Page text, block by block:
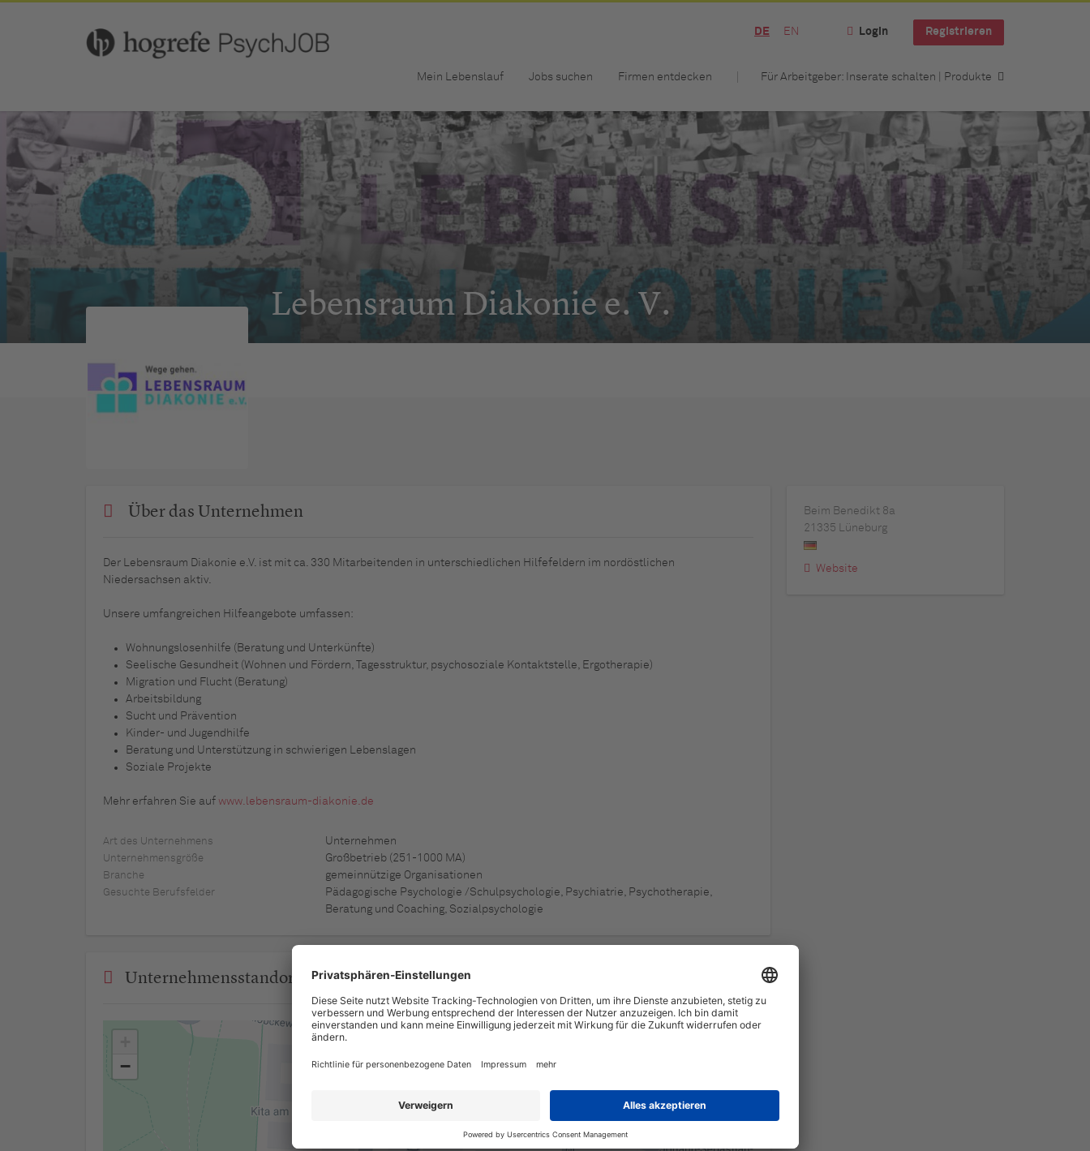
DE EN Login Registrieren
Mein Lebenslauf Jobs suchen Firmen entdecken Für Arbeitgeber: Inserate schalten | Produkte
Lebensraum Diakonie e. V.
Über das Unternehmen
Der Lebensraum Diakonie e.V. ist mit ca. 330 Mitarbeitenden in unterschiedlichen Hilfefeldern im nordöstlichen
Niedersachsen aktiv.
Unsere umfangreichen Hilfeangebote umfassen:
Wohnungslosenhilfe (Beratung und Unterkünfte)
Seelische Gesundheit (Wohnen und Fördern, Tagesstruktur, psychosoziale Kontaktstelle, Ergotherapie)
Migration und Flucht (Beratung)
Arbeitsbildung
Sucht und Prävention
Kinder- und Jugendhilfe
Beratung und Unterstützung in schwierigen Lebenslagen
Soziale Projekte
Mehr erfahren Sie auf www.lebensraum-diakonie.de
Art des Unternehmens Unternehmen
Unternehmensgröße Großbetrieb (251-1000 MA)
Branche gemeinnützige Organisationen
Gesuchte Berufsfelder
Pädagogische Psychologie /Schulpsychologie, Psychiatrie, Psychotherapie,
Beratung und Coaching, Sozialpsychologie
Unternehmensstandorte
−
Beim Benedikt 8a
21335 Lüneburg
Website